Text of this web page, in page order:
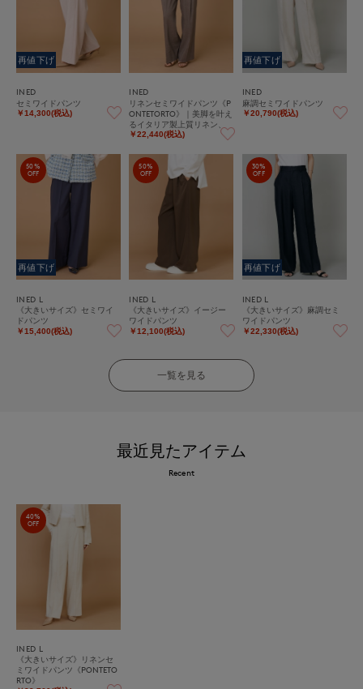
再値下げ
INED
セミワイドパンツ
￥14,300(税込)
INED
リネンセミワイドパンツ《P
ONTETORTO》｜美脚を叶え
るイタリア製上質リネン、
大人の万能ストレッチワイ
￥22,440(税込)
再値下げ
INED
麻調セミワイドパンツ
￥20,790(税込)
50%
OFF
再値下げ
INED L
《大きいサイズ》セミワイ
ドパンツ
￥15,400(税込)
50%
OFF
INED L
《大きいサイズ》イージー
ワイドパンツ
￥12,100(税込)
30%
OFF
再値下げ
INED L
《大きいサイズ》麻調セミ
ワイドパンツ
￥22,330(税込)
一覧を見る
最近見たアイテム
Recent
40%
OFF
INED L
《大きいサイズ》リネンセ
ミワイドパンツ《PONTETO
RTO》